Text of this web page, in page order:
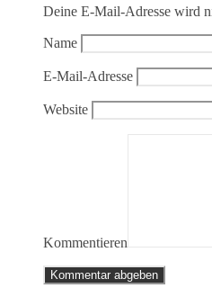
Deine E-Mail-Adresse wird
Name
E-Mail-Adresse
Website
Kommentieren